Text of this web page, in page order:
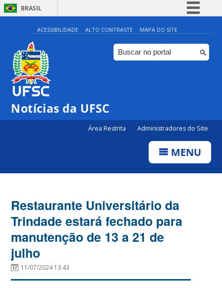
BRASIL
Simplifique!
Comunica BR
Participe
ACESSIBILIDADE ALTO CONTRASTE MAPA DO SITE
Notícias da UFSC
Área Restrita Administradores do Site
MENU
Restaurante Universitário da
Trindade estará fechado para
manutenção de 13 a 21 de
julho
11/07/2024 13:43